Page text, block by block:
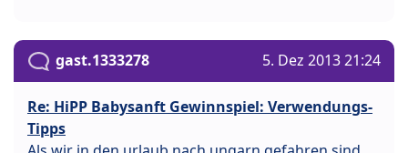
gast.1333278 5. Dez 2013 21:24
Re: HiPP Babysanft Gewinnspiel: Verwendungs-
Tipps